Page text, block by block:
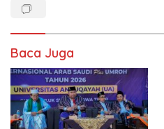
Baca Juga